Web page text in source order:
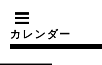
カレンダー